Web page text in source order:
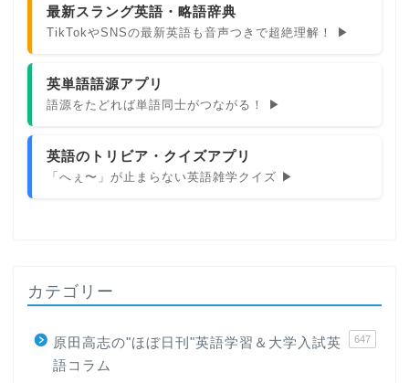
最新スラング英語・略語辞典
TikTokやSNSの最新英語も音声つきで超絶理解！ ▶
英単語語源アプリ
語源をたどれば単語同士がつながる！ ▶
英語のトリビア・クイズアプリ
「へぇ〜」が止まらない英語雑学クイズ ▶
カテゴリー
原田高志の"ほぼ日刊"英語学習＆大学入試英
語コラム
647